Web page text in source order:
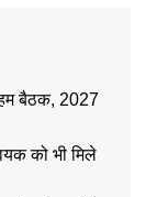
बैठक, 2027
को भी मिले